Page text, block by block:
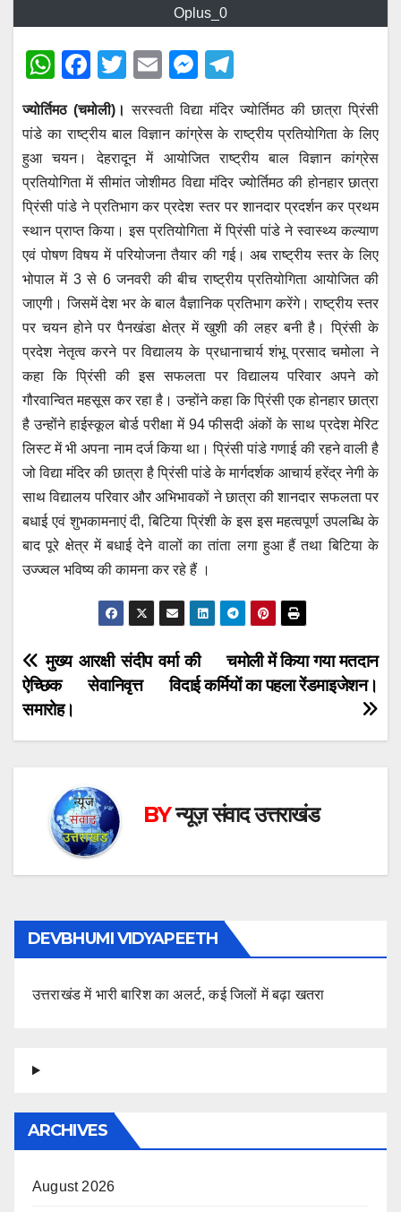
Oplus_0
W
at
s
A
p
p
F
a
c
e
b
o
o
k
T
tt
er
E
m
ail
M
ss
e
n
g
er
el
e
gr
a
m
ज्योर्तिमठ (चमोली)। सरस्वती विद्या मंदिर ज्योर्तिमठ की छात्रा प्रिंसी
पांडे का राष्ट्रीय बाल विज्ञान कांग्रेस के राष्ट्रीय प्रतियोगिता के लिए
हुआ चयन। देहरादून में आयोजित राष्ट्रीय बाल विज्ञान कांग्रेस
प्रतियोगिता में सीमांत जोशीमठ विद्या मंदिर ज्योर्तिमठ की होनहार छात्रा
प्रिंसी पांडे ने प्रतिभाग कर प्रदेश स्तर पर शानदार प्रदर्शन कर प्रथम
स्थान प्राप्त किया। इस प्रतियोगिता में प्रिंसी पांडे ने स्वास्थ्य कल्याण
एवं पोषण विषय में परियोजना तैयार की गई। अब राष्ट्रीय स्तर के लिए
भोपाल में 3 से 6 जनवरी की बीच राष्ट्रीय प्रतियोगिता आयोजित की
जाएगी। जिसमें देश भर के बाल वैज्ञानिक प्रतिभाग करेंगे। राष्ट्रीय स्तर
पर चयन होने पर पैनखंडा क्षेत्र में खुशी की लहर बनी है। प्रिंसी के
प्रदेश नेतृत्व करने पर विद्यालय के प्रधानाचार्य शंभू प्रसाद चमोला ने
कहा कि प्रिंसी की इस सफलता पर विद्यालय परिवार अपने को
गौरवान्वित महसूस कर रहा है। उन्होंने कहा कि प्रिंसी एक होनहार छात्रा
है उन्होंने हाईस्कूल बोर्ड परीक्षा में 94 फीसदी अंकों के साथ प्रदेश मेरिट
लिस्ट में भी अपना नाम दर्ज किया था। प्रिंसी पांडे गणाई की रहने वाली है
जो विद्या मंदिर की छात्रा है प्रिंसी पांडे के मार्गदर्शक आचार्य हरेंद्र नेगी के
साथ विद्यालय परिवार और अभिभावकों ने छात्रा की शानदार सफलता पर
बधाई एवं शुभकामनाएं दी, बिटिया प्रिंशी के इस इस महत्वपूर्ण उपलब्धि के
बाद पूरे क्षेत्र में बधाई देने वालों का तांता लगा हुआ हैं तथा बिटिया के
उज्ज्वल भविष्य की कामना कर रहे हैं ।
Post
navigation
चमोली में किया गया मतदान
कर्मियों का पहला रेंडमाइजेशन।
मुख्य आरक्षी संदीप वर्मा की
ऐच्छिक सेवानिवृत्त विदाई
समारोह।
BYन्यूज़ संवाद उत्तराखंड
DEVBHUMI VIDYAPEETH
उत्तराखंड में भारी बारिश का अलर्ट, कई जिलों में बढ़ा खतरा
ARCHIVES
August 2026